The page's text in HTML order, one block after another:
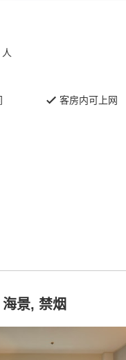
客房内可上网
景, 禁烟